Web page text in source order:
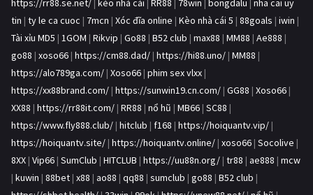
https://rr88.se.net/ | kèo nhà cái | RR88 | 78win | bongdalu | nha cai uy
tin | ty le ca cuoc | 7mcn | Xóc đĩa online | Kèo nhà cái 5 | 88goals | iwin |
Tài xỉu MD5 | 1GOM | Rikvip | Go88 | B52 club | max88 | MM88 | Ae888 |
go88 | xoso66 | https://cm88.dad/ | https://hi88.uno/ | MM88 |
https://alo789ga.com/ | Xoso66 | phim sex vlxx |
https://xx88brand.com/ | https://sunwin19.cn.com/ | GG88 | Xoso66 |
XX88 | https://rr88it.com/ | RR88 | nổ hũ | MB66 | SC88 |
https://www.fly888.club/ | hitclub | f168 | https://hoiquantv.vip/ |
https://hoiquantv.site/ | https://hoiquantv.online/ | xoso66 | Socolive |
8XX | Vip66 | SumClub | HITCLUB | https://uu88n.org/ | tr88 | ae888 | mcw
| kuwin | 88bet | x88 | ao88 | qq88 | sumclub | go88 | B52 club |